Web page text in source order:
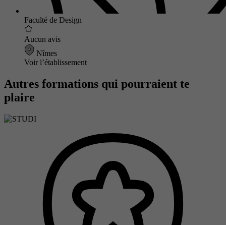
Faculté de Design
Aucun avis
Nîmes
Voir l’établissement
Autres formations qui pourraient te
plaire